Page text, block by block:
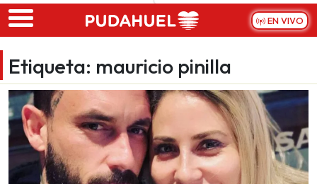
Skip to main content
EN VIVO
Etiqueta: mauricio pinilla